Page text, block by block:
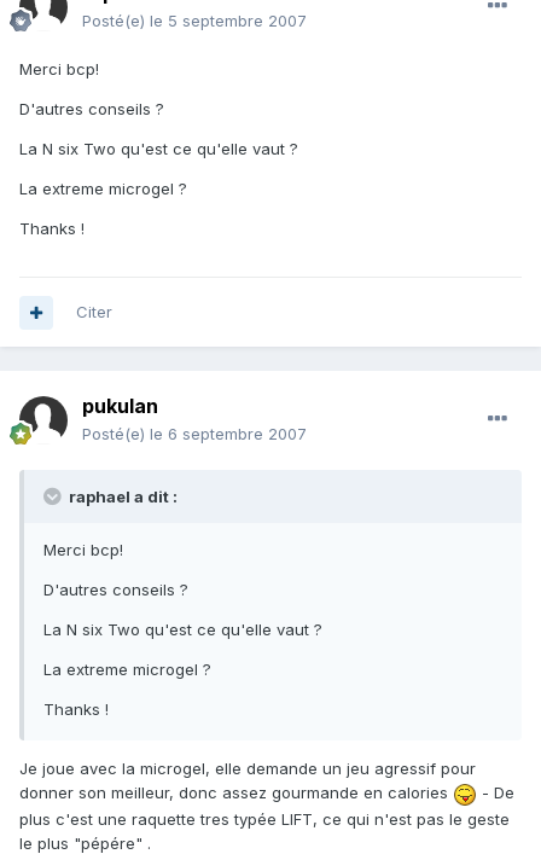
Posté(e) le 5 septembre 2007
Merci bcp!
D'autres conseils ?
La N six Two qu'est ce qu'elle vaut ?
La extreme microgel ?
Thanks !
Citer
pukulan
Posté(e) le 6 septembre 2007
raphael a dit :
Merci bcp!
D'autres conseils ?
La N six Two qu'est ce qu'elle vaut ?
La extreme microgel ?
Thanks !
Je joue avec la microgel, elle demande un jeu agressif pour
donner son meilleur, donc assez gourmande en calories
- De
plus c'est une raquette tres typée LIFT, ce qui n'est pas le geste
le plus "pépére" .